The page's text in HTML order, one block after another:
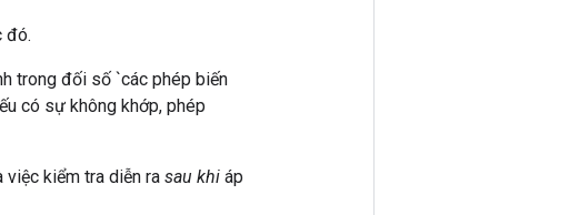
đó.
trong đối số `các phép biến
có sự không khớp, phép
việc kiểm tra diễn ra sau khi áp